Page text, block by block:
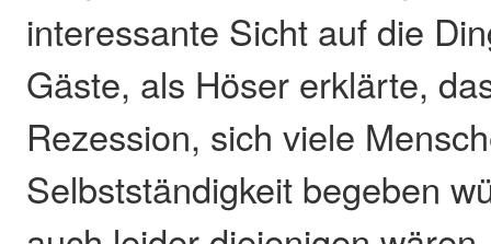
interessante Sicht auf die
Gäste, als Höser erklärte,
Rezession, sich viele
Selbstständigkeit begeben